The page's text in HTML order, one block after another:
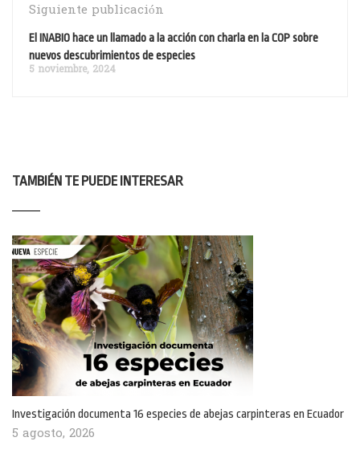
Siguiente publicación
El INABIO hace un llamado a la acción con charla en la COP sobre
nuevos descubrimientos de especies
5 noviembre, 2024
TAMBIÉN TE PUEDE INTERESAR
Investigación documenta 16 especies de abejas carpinteras en Ecuador
5 agosto, 2026